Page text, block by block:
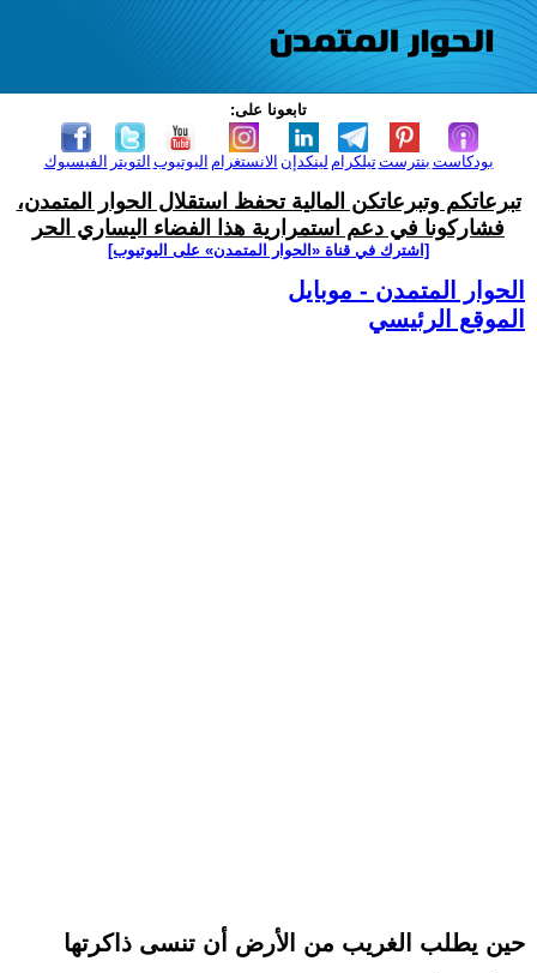
تابعونا على:
الفيسبوك التويتر اليوتيوب الانستغرام لينكدإن تيلكرامبنترست بودكاست
تبرعاتكم وتبرعاتكن المالية تحفظ استقلال الحوار المتمدن،
فشاركونا في دعم استمرارية هذا الفضاء اليساري الحر
[اشترك في قناة ‫«الحوار المتمدن» على اليوتيوب]
الحوار المتمدن - موبايل
الموقع الرئيسي
حين يطلب الغريب من الأرض أن تنسى ذاكرتها